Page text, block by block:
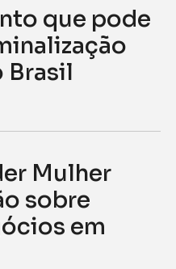
que pode
Brasil
Mulher
sobre
em